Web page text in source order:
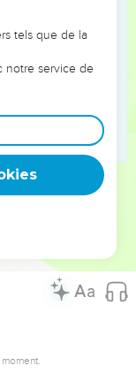
et les voilà debout.
de gagner de
puis ils ont
des épis mûrs.
est pas ainsi ?
?
Used by permission.
tels que de la
notre service de